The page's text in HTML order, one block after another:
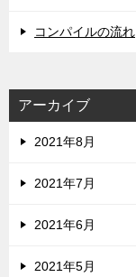
コンパイルの流れ
アーカイブ
2021年8月
2021年7月
2021年6月
2021年5月